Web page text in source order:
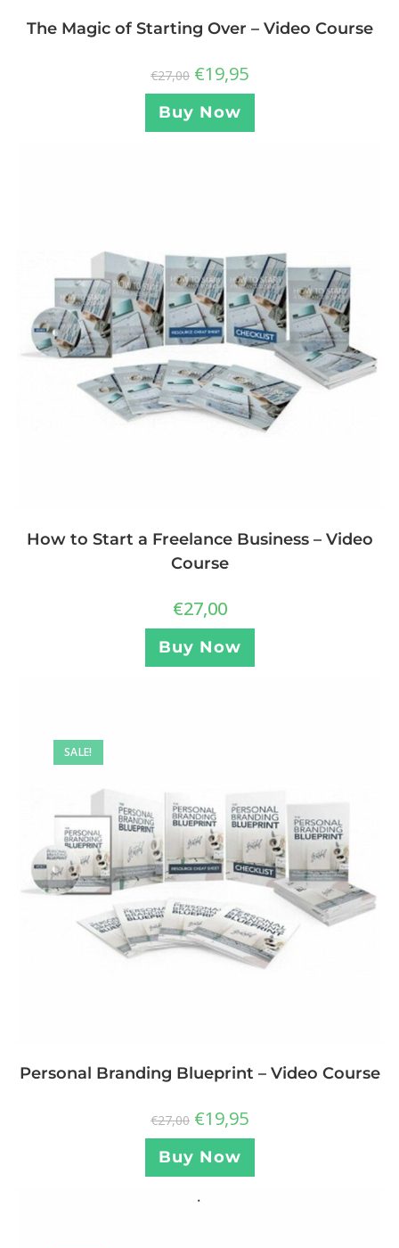
The Magic of Starting Over – Video Course
€27,00 €19,95
Buy Now
How to Start a Freelance Business – Video
Course
€27,00
Buy Now
SALE!
Personal Branding Blueprint – Video Course
€27,00 €19,95
Buy Now